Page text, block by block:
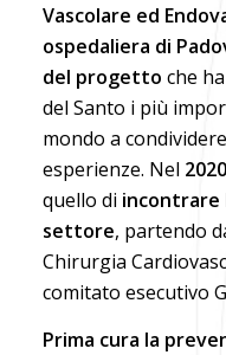
Vascolare ed
ospedaliera di
del progetto che
del Santo i più
mondo a
esperienze. Nel
quello di incontrare
settore, partendo
Chirurgia
comitato esecutivo
Prima cura la